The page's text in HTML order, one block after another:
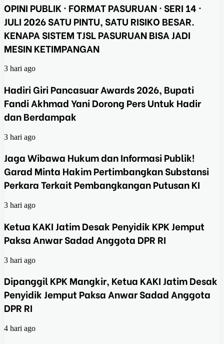
OPINI PUBLIK · FORMAT PASURUAN · SERI 14 ·
JULI 2026 SATU PINTU, SATU RISIKO BESAR.
KENAPA SISTEM TJSL PASURUAN BISA JADI
MESIN KETIMPANGAN
3 hari ago
Hadiri Giri Pancasuar Awards 2026, Bupati
Fandi Akhmad Yani Dorong Pers Untuk Hadir
dan Berdampak
3 hari ago
Jaga Wibawa Hukum dan Informasi Publik!
Garad Minta Hakim Pertimbangkan Substansi
Perkara Terkait Pembangkangan Putusan KI
3 hari ago
Ketua KAKI Jatim Desak Penyidik KPK Jemput
Paksa Anwar Sadad Anggota DPR RI
3 hari ago
Dipanggil KPK Mangkir, Ketua KAKI Jatim Desak
Penyidik Jemput Paksa Anwar Sadad Anggota
DPR RI
4 hari ago